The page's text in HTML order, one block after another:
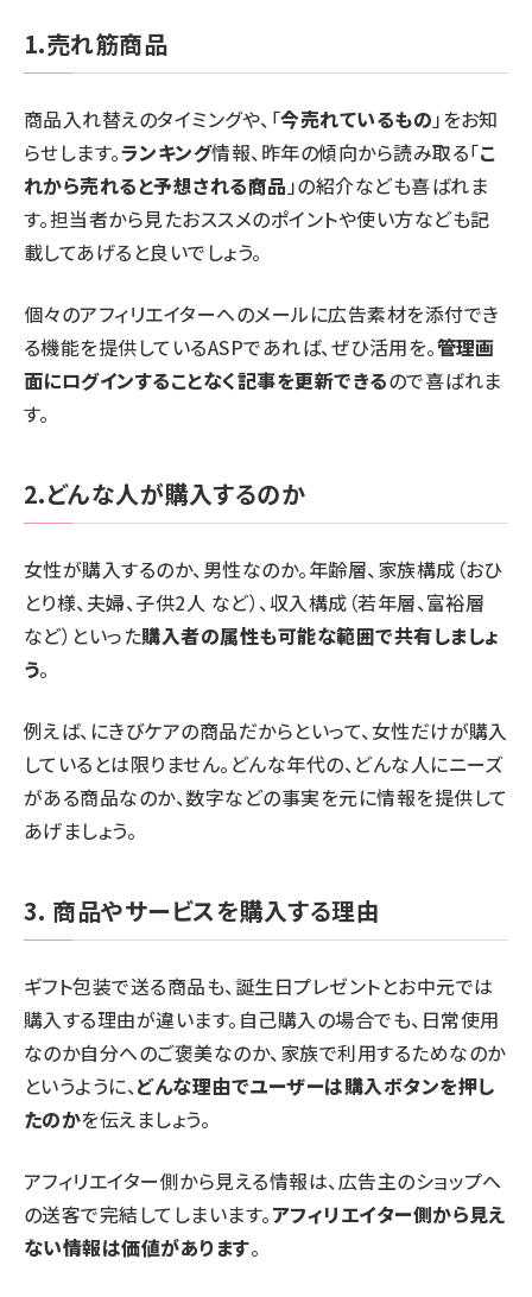
1.売れ筋商品
商品入れ替えのタイミングや、「今売れているもの 」をお知
らせします。ランキング情報、昨年の傾向から読み取る「こ
れから売れると予想される商品 」の紹介なども喜ばれま
す。担当者から見たおススメのポイントや使い方なども記
載してあげると良いでしょう。
個々のアフィリエイターへのメールに広告素材を添付でき
る機能を提供しているASPであれば、ぜひ活用を。管理画
面にログインすることなく記事を更新できるので喜ばれま
す。
2.どんな人が購入するのか
女性が購入するのか、男性なのか。年齢層、家族構成（おひ
とり様、夫婦、子供2人 など）、収入構成（若年層、富裕層
など）といった購入者の属性も可能な範囲で共有しましょ
う。
例えば、にきびケアの商品だからといって、女性だけが購入
しているとは限りません。どんな年代の、どんな人にニーズ
がある商品なのか、数字などの事実を元に情報を提供して
あげましょう。
3. 商品やサービスを購入する理由
ギフト包装で送る商品も、誕生日プレゼントとお中元では
購入する理由が違います。自己購入の場合でも、日常使用
なのか自分へのご褒美なのか、家族で利用するためなのか
というように、どんな理由でユーザーは購入ボタンを押し
たのかを伝えましょう。
アフィリエイター側から見える情報は、広告主のショップへ
の送客で完結してしまいます。アフィリエイター側から見え
ない情報は価値があります。